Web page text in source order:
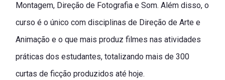
Montagem, Direção de Fotografia e Som. Além disso, o
curso é o único com disciplinas de Direção de Arte e
Animação e o que mais produz filmes nas atividades
práticas dos estudantes, totalizando mais de 300
curtas de ficção produzidos até hoje.